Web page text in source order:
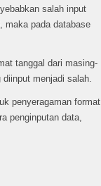
salah input
maka pada database
tanggal dari masing-
menjadi salah.
penyeragaman format
penginputan data,